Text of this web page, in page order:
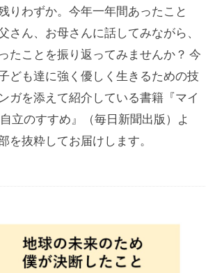
りわずか。今年一年間あったこと
さん、お母さんに話してみながら、
たことを振り返ってみませんか？ 今
ども達に強く優しく生きるための技
ガを添えて紹介している書籍『マイ
立のすすめ』（毎日新聞出版）よ
を抜粋してお届けします。